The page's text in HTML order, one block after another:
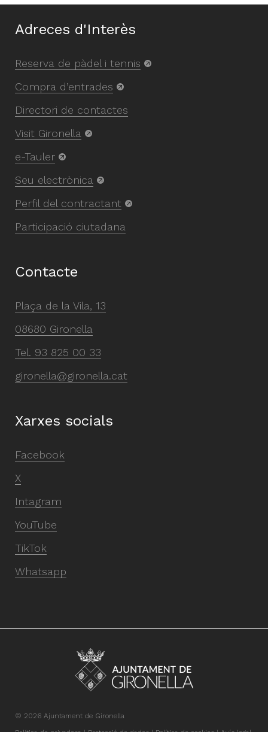
Adreces d'Interès
Reserva de pàdel i tennis
Compra d’entrades
Directori de contactes
Visit Gironella
e-Tauler
Seu electrònica
Perfil del contractant
Participació ciutadana
Contacte
Plaça de la Vila, 13
08680 Gironella
Tel. 93 825 00 33
gironella@gironella.cat
Xarxes socials
Facebook
X
Intagram
YouTube
TikTok
Whatsapp
© 2026 Ajuntament de Gironella